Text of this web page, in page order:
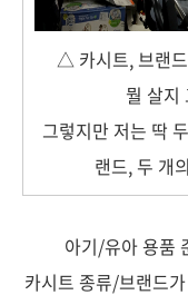
△ 카시트, 브랜
뭘 살지
그렇지만 저는 딱
랜드, 두 개
아기/유아 용품
카시트 종류/브랜드